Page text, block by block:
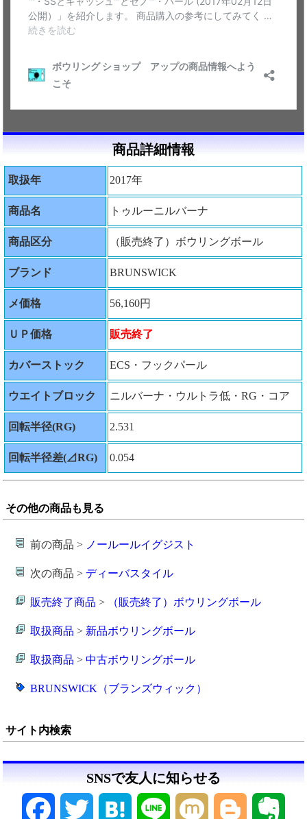
商品詳細情報
取扱年 2017年
商品名 トゥルーニルバーナ
商品区分 （販売終了）ボウリングボール
ブランド BRUNSWICK
メ価格 56,160円
ＵＰ価格 販売終了
カバーストック ECS・フックパール
ウエイトブロック ニルバーナ・ウルトラ低・RG・コア
回転半径(RG) 2.531
回転半径差(⊿RG) 0.054
その他の商品も見る
前の商品 > ノールールイグジスト
次の商品 > ディーバスタイル
販売終了商品 > （販売終了）ボウリングボール
取扱商品 > 新品ボウリングボール
取扱商品 >中古ボウリングボール
BRUNSWICK（ブランズウィック）
サイト内検索
SNSで友人に知らせる
Facebook Twitter Hatena Line Mixi Blogger